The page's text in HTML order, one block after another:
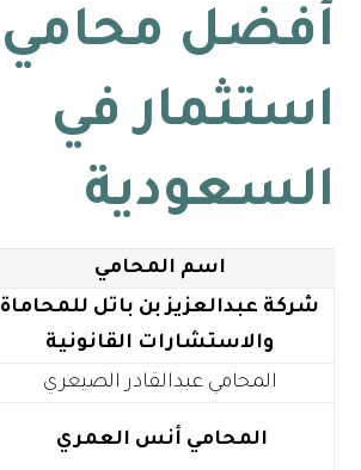
أفضل محامي
استثمار في
السعودية
اسم المحامي
شركة عبدالعزيز بن باتل للمحاماة
والاستشارات القانونية
المحامي عبدالقادر الصيعري
المحامي أنس العمري